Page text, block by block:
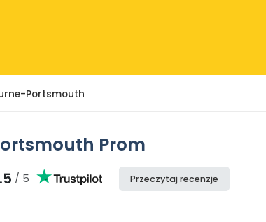
Portsmouth
Prom
/ 5 Przeczytaj recenzje